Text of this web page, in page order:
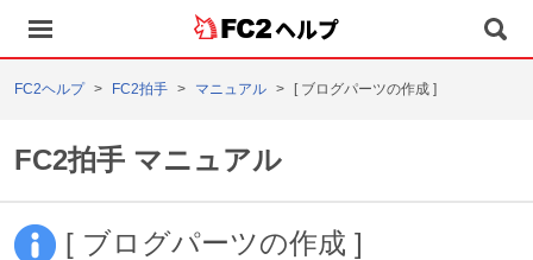
ヘルプ
FC2ヘルプ FC2拍手 マニュアル [ ブログパーツの作成 ]
FC2拍手 マニュアル
[ ブログパーツの作成 ]